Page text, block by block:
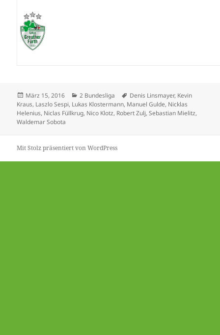
Veröffentlicht
am
März 15, 2016 Kategorien
2 Bundesliga Schlagwörter
Denis Linsmayer, Kevin
Kraus, Laszlo Sespi, Lukas Klostermann, Manuel Gulde, Nicklas
Helenius, Niclas Füllkrug, Nico Klotz, Robert Zulj,Sebastian Mielitz,
Waldemar Sobota
Mit Stolz präsentiert von WordPress